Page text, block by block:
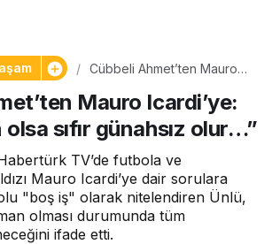
Cübbeli Ahmet’ten Mauro
sıfır günahsız olur…”
Mauro Icardi’ye:
sıfır günahsız olur…”
TV’de futbola ve
Mauro Icardi’ye dair sorulara
"boş iş" olarak nitelendiren Ünlü,
olması durumunda tüm
ifade etti.